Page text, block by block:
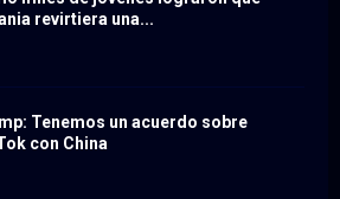
revirtiera una...
Tenemos un acuerdo sobre
con China